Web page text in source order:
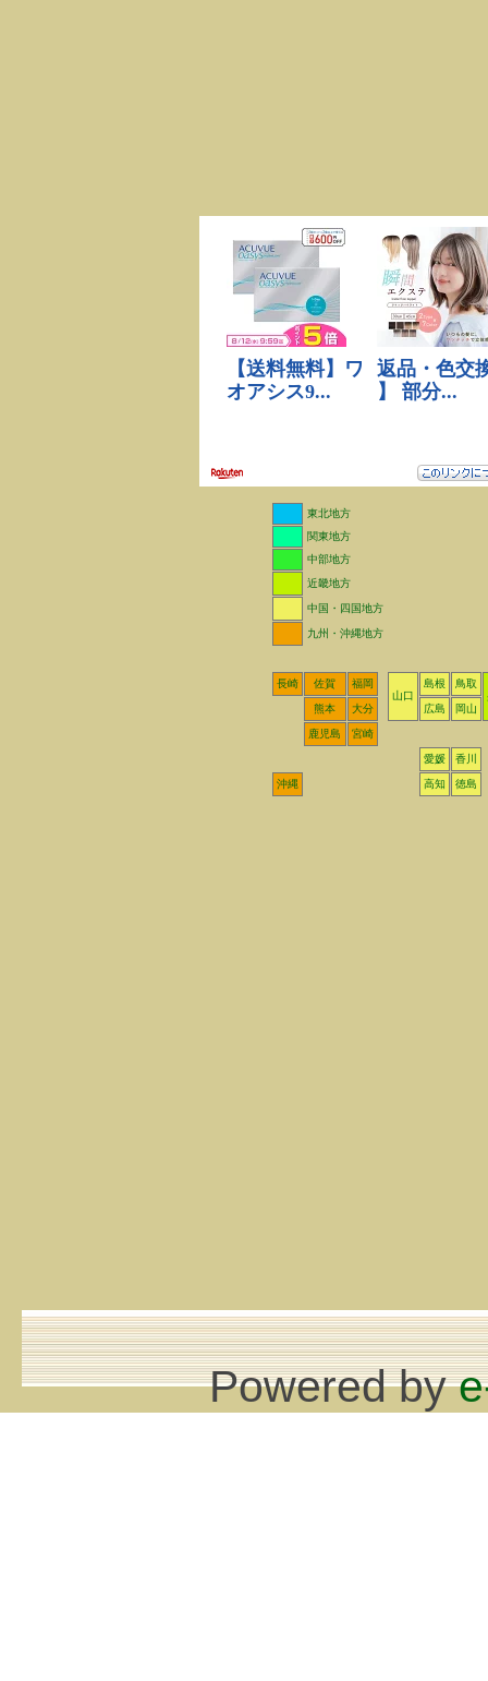
東北地方
関東地方
中部地方
近畿地方
中国・四国地方
九州・沖縄地方
長崎 佐賀
福岡
山口
島根
鳥取
熊本
大分 広島 岡山
鹿児島 宮崎
愛媛 香川
沖縄 高知 徳島
Powered by